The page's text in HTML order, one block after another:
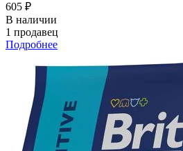
605 ₽
В наличии
1 продавец
Подробнее